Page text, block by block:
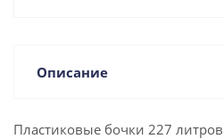
Описание
Пластиковые бочки 227